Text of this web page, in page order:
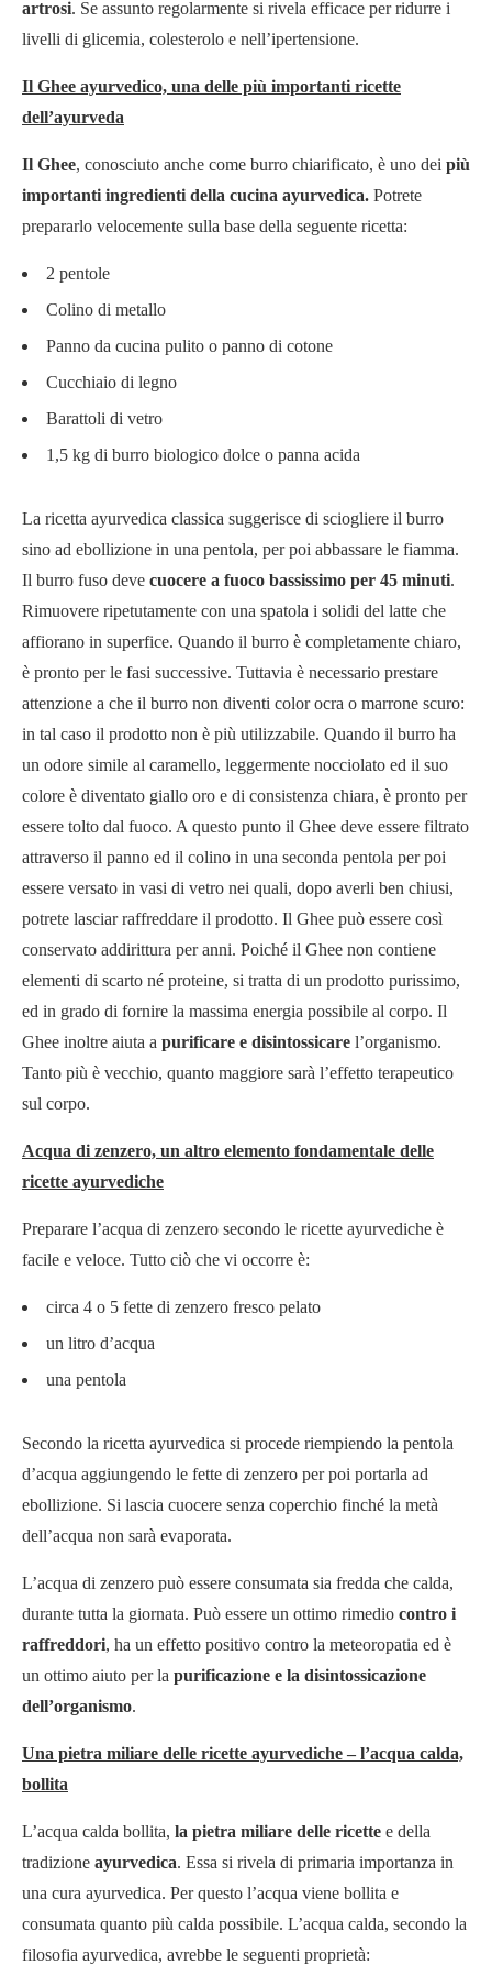
artrosi. Se assunto regolarmente si rivela efficace per ridurre i
livelli di glicemia, colesterolo e nell’ipertensione.
Il Ghee ayurvedico, una delle più importanti ricette
dell’ayurveda
Il Ghee, conosciuto anche come burro chiarificato, è uno dei più
importanti ingredienti della cucina ayurvedica. Potrete
prepararlo velocemente sulla base della seguente ricetta:
2 pentole
Colino di metallo
Panno da cucina pulito o panno di cotone
Cucchiaio di legno
Barattoli di vetro
1,5 kg di burro biologico dolce o panna acida
La ricetta ayurvedica classica suggerisce di sciogliere il burro
sino ad ebollizione in una pentola, per poi abbassare le fiamma.
Il burro fuso deve cuocere a fuoco bassissimo per 45 minuti.
Rimuovere ripetutamente con una spatola i solidi del latte che
affiorano in superfice. Quando il burro è completamente chiaro,
è pronto per le fasi successive. Tuttavia è necessario prestare
attenzione a che il burro non diventi color ocra o marrone scuro:
in tal caso il prodotto non è più utilizzabile. Quando il burro ha
un odore simile al caramello, leggermente nocciolato ed il suo
colore è diventato giallo oro e di consistenza chiara, è pronto per
essere tolto dal fuoco. A questo punto il Ghee deve essere filtrato
attraverso il panno ed il colino in una seconda pentola per poi
essere versato in vasi di vetro nei quali, dopo averli ben chiusi,
potrete lasciar raffreddare il prodotto. Il Ghee può essere così
conservato addirittura per anni. Poiché il Ghee non contiene
elementi di scarto né proteine, si tratta di un prodotto purissimo,
ed in grado di fornire la massima energia possibile al corpo. Il
Ghee inoltre aiuta a purificare e disintossicare l’organismo.
Tanto più è vecchio, quanto maggiore sarà l’effetto terapeutico
sul corpo.
Acqua di zenzero, un altro elemento fondamentale delle
ricette ayurvediche
Preparare l’acqua di zenzero secondo le ricette ayurvediche è
facile e veloce. Tutto ciò che vi occorre è:
circa 4 o 5 fette di zenzero fresco pelato
un litro d’acqua
una pentola
Secondo la ricetta ayurvedica si procede riempiendo la pentola
d’acqua aggiungendo le fette di zenzero per poi portarla ad
ebollizione. Si lascia cuocere senza coperchio finché la metà
dell’acqua non sarà evaporata.
L’acqua di zenzero può essere consumata sia fredda che calda,
durante tutta la giornata. Può essere un ottimo rimedio contro i
raffreddori, ha un effetto positivo contro la meteoropatia ed è
un ottimo aiuto per la purificazione e la disintossicazione
dell’organismo.
Una pietra miliare delle ricette ayurvediche – l’acqua calda,
bollita
L’acqua calda bollita, la pietra miliare delle ricette e della
tradizione ayurvedica. Essa si rivela di primaria importanza in
una cura ayurvedica. Per questo l’acqua viene bollita e
consumata quanto più calda possibile. L’acqua calda, secondo la
filosofia ayurvedica, avrebbe le seguenti proprietà: